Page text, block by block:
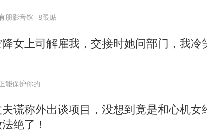
朋影音馆 8跟贴
降女上司解雇我，交接时她问部门，我冷
能保护你的
谎称外出谈项目，没想到竟是和心机女
绝了！